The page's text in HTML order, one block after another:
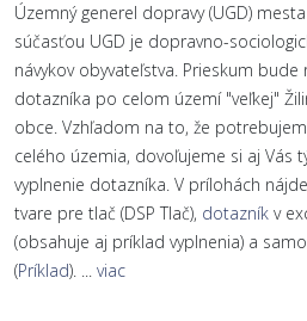
Územný generel dopravy (UGD)
súčasťou UGD je dopravno-
návykov obyvateľstva. Prieskum
dotazníka po celom území "veľkej"
obce. Vzhľadom na to, že
celého územia, dovoľujeme si aj Vás
vyplnenie dotazníka. V prílohách
tvare pre tlač (DSP Tlač), dotazník v
(obsahuje aj príklad vyplnenia) a
(Príklad). ... viac